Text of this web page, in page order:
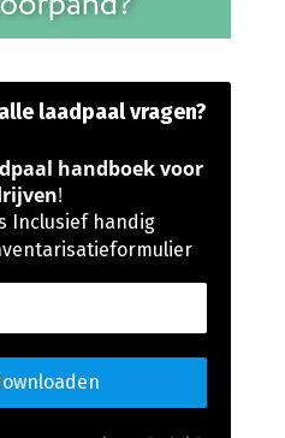
laadpaal vragen?
handboek voor
!
Inclusief handig